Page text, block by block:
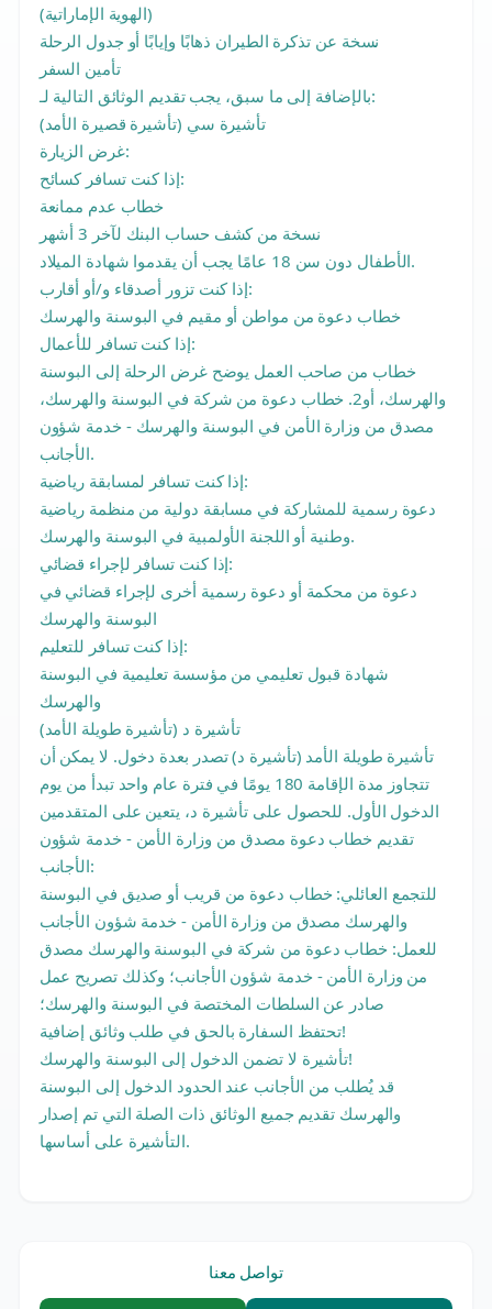
(الهوية الإماراتية)
نسخة عن تذكرة الطيران ذهابًا وإيابًا أو جدول الرحلة
تأمين السفر
بالإضافة إلى ما سبق، يجب تقديم الوثائق التالية لـ:
تأشيرة سي (تأشيرة قصيرة الأمد)
غرض الزيارة:
إذا كنت تسافر كسائح:
خطاب عدم ممانعة
نسخة من كشف حساب البنك لآخر 3 أشهر
الأطفال دون سن 18 عامًا يجب أن يقدموا شهادة الميلاد.
إذا كنت تزور أصدقاء و/أو أقارب:
خطاب دعوة من مواطن أو مقيم في البوسنة والهرسك
إذا كنت تسافر للأعمال:
خطاب من صاحب العمل يوضح غرض الرحلة إلى البوسنة
والهرسك، أو2. خطاب دعوة من شركة في البوسنة والهرسك،
مصدق من وزارة الأمن في البوسنة والهرسك - خدمة شؤون
الأجانب.
إذا كنت تسافر لمسابقة رياضية:
دعوة رسمية للمشاركة في مسابقة دولية من منظمة رياضية
وطنية أو اللجنة الأولمبية في البوسنة والهرسك.
إذا كنت تسافر لإجراء قضائي:
دعوة من محكمة أو دعوة رسمية أخرى لإجراء قضائي في
البوسنة والهرسك
إذا كنت تسافر للتعليم:
شهادة قبول تعليمي من مؤسسة تعليمية في البوسنة
والهرسك
تأشيرة د (تأشيرة طويلة الأمد)
تأشيرة طويلة الأمد (تأشيرة د) تصدر بعدة دخول. لا يمكن أن
تتجاوز مدة الإقامة 180 يومًا في فترة عام واحد تبدأ من يوم
الدخول الأول. للحصول على تأشيرة د، يتعين على المتقدمين
تقديم خطاب دعوة مصدق من وزارة الأمن - خدمة شؤون
الأجانب:
للتجمع العائلي: خطاب دعوة من قريب أو صديق في البوسنة
والهرسك مصدق من وزارة الأمن - خدمة شؤون الأجانب
للعمل: خطاب دعوة من شركة في البوسنة والهرسك مصدق
من وزارة الأمن - خدمة شؤون الأجانب؛ وكذلك تصريح عمل
صادر عن السلطات المختصة في البوسنة والهرسك؛
تحتفظ السفارة بالحق في طلب وثائق إضافية!
تأشيرة لا تضمن الدخول إلى البوسنة والهرسك!
قد يُطلب من الأجانب عند الحدود الدخول إلى البوسنة
والهرسك تقديم جميع الوثائق ذات الصلة التي تم إصدار
التأشيرة على أساسها.
تواصل معنا